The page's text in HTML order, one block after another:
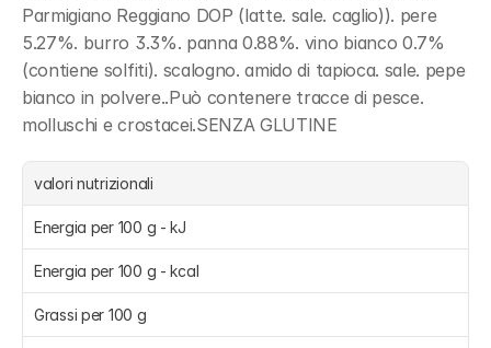
Parmigiano Reggiano DOP (latte. sale. caglio)). pere
5.27%. burro 3.3%. panna 0.88%. vino bianco 0.7%
(contiene solfiti). scalogno. amido di tapioca. sale. pepe
bianco in polvere..Può contenere tracce di pesce.
molluschi e crostacei.SENZA GLUTINE
valori nutrizionali
Energia per 100 g - kJ
Energia per 100 g - kcal
Grassi per 100 g